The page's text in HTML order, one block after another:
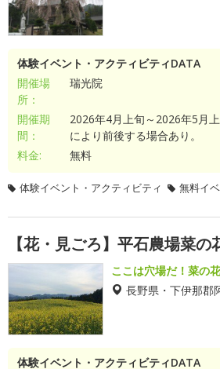
体験イベント・アクティビティDATA
開催場
所：
瑞光院
開催期
間：
2026年4月上旬～2026年5月
により前後する場合あり。
料金:
無料
体験イベント・アクティビティ 無料イ
【花・見ごろ】平石農場菜の
ここは穴場だ！菜の
長野県・下伊那郡
体験イベント・アクティビティDATA